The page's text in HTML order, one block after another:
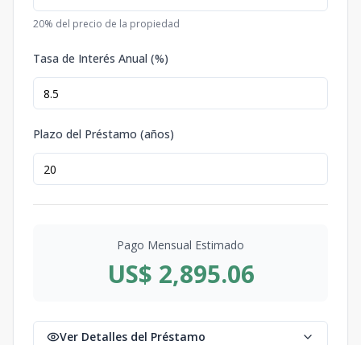
20% del precio de la propiedad
Tasa de Interés Anual (%)
Plazo del Préstamo (años)
Pago Mensual Estimado
US$ 2,895.06
Ver Detalles del Préstamo